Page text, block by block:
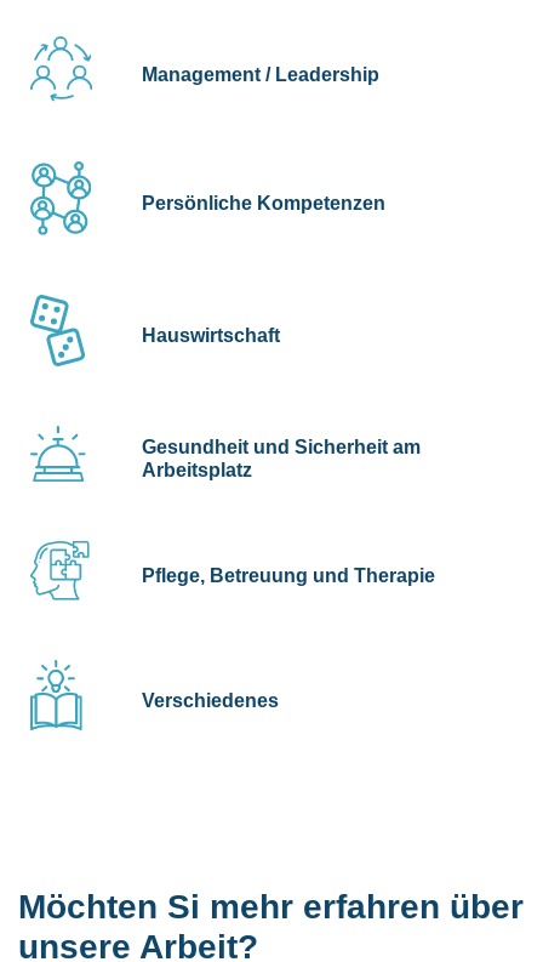
Management / Leadership
Persönliche Kompetenzen
Hauswirtschaft
Gesundheit und Sicherheit am
Arbeitsplatz
Pflege, Betreuung und Therapie
Verschiedenes
Möchten Si mehr erfahren über
unsere Arbeit?